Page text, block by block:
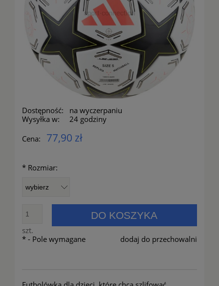
Dostępność:
na wyczerpaniu
Wysyłka w:
24 godziny
Cena:
77,90 zł
* Rozmiar:
szt.
DO KOSZYKA
dodaj do przechowalni
* - Pole wymagane